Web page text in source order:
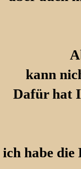
kann
Dafür hat
ich habe die